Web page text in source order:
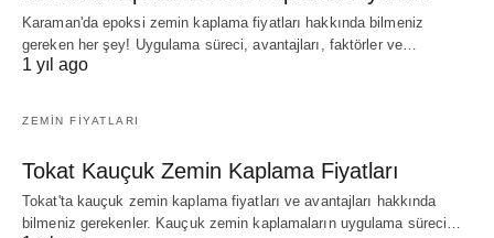
Karaman'da epoksi zemin kaplama fiyatları hakkında bilmeniz
gereken her şey! Uygulama süreci, avantajları, faktörler ve…
1 yıl ago
ZEMIN FIYATLARI
Tokat Kauçuk Zemin Kaplama Fiyatları
Tokat'ta kauçuk zemin kaplama fiyatları ve avantajları hakkında
bilmeniz gerekenler. Kauçuk zemin kaplamaların uygulama süreci…